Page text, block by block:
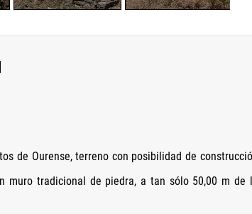
de Ourense, terreno con posibilidad de
muro tradicional de piedra, a tan sólo 50,00 m de